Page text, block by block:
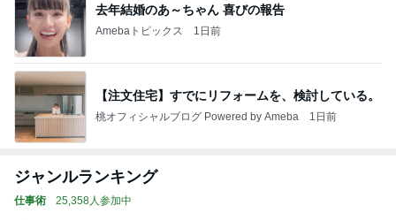
去年結婚のあ～ちゃん 喜びの報告
Amebaトピックス 1日前
【注文住宅】すでにリフォームを、検討している。
桃オフィシャルブログ Powered by Ameba 1日前
ジャンルランキング
仕事術 25,358人参加中